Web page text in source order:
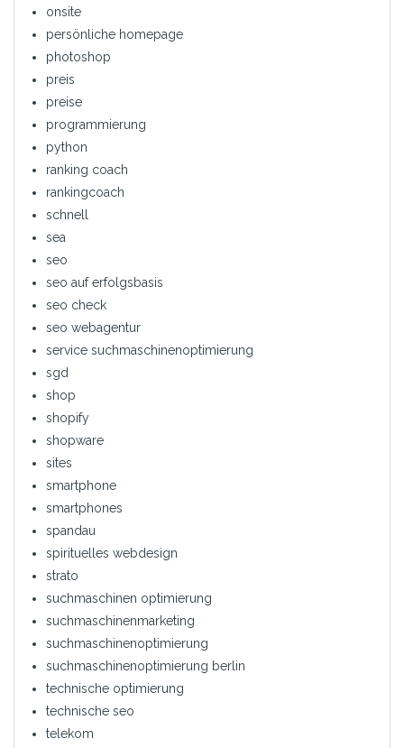
onsite
persönliche homepage
photoshop
preis
preise
programmierung
python
ranking coach
rankingcoach
schnell
sea
seo
seo auf erfolgsbasis
seo check
seo webagentur
service suchmaschinenoptimierung
sgd
shop
shopify
shopware
sites
smartphone
smartphones
spandau
spirituelles webdesign
strato
suchmaschinen optimierung
suchmaschinenmarketing
suchmaschinenoptimierung
suchmaschinenoptimierung berlin
technische optimierung
technische seo
telekom